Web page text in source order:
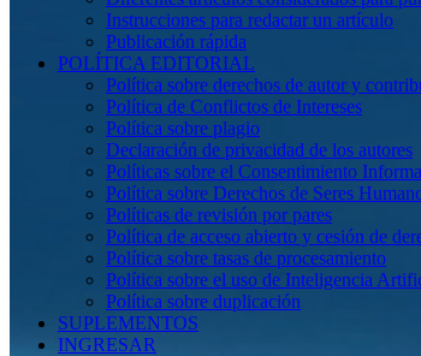
Instrucciones para redactar un artículo
Publicación rápida
POLÍTICA EDITORIAL
Política sobre derechos de autor y
Política de Conflictos de Intereses
Política sobre plagio
Declaración de privacidad de los autores
Políticas sobre el Consentimiento
Política sobre Derechos de Seres
Políticas de revisión por pares
Política de acceso abierto y cesión de
Política sobre tasas de procesamiento
Política sobre el uso de Inteligencia
Política sobre duplicación
SUPLEMENTOS
INGRESAR